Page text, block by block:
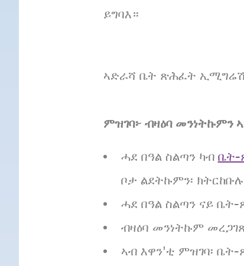
ይግባእ።
ኣድራሻ ቤት ጽሕፈት
ምዝገባ፦ ብዛዕባ
ሓደ በዓል ስልጣን ካብ ቤት-
ቦታ ልደትኩምን፡
ሓደ በዓል ስልጣን ናይ
ብዛዕባ መንነትኩም
ኣብ እዋን'ቲ ምዝገባ፡